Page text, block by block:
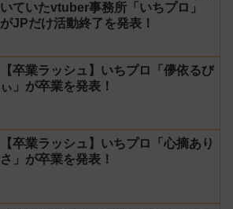
いていたvtuber事務所「いちプロ」
がJPだけ活動終了を発表！
【卒業ラッシュ】いちプロ「儚依るび
ぃ」が卒業を発表！
【卒業ラッシュ】いちプロ「心摘あり
さ」が卒業を発表！